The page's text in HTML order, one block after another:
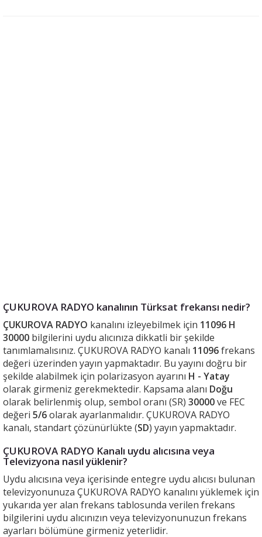
ÇUKUROVA RADYO kanalının Türksat frekansı nedir?
ÇUKUROVA RADYO kanalını izleyebilmek için 11096 H
30000 bilgilerini uydu alıcınıza dikkatli bir şekilde
tanımlamalısınız. ÇUKUROVA RADYO kanalı 11096frekans
değeri üzerinden yayın yapmaktadır. Bu yayını doğru bir
şekilde alabilmek için polarizasyon ayarını H - Yatay
olarak girmeniz gerekmektedir. Kapsama alanı Doğu
olarak belirlenmiş olup, sembol oranı (SR) 30000ve FEC
değeri 5/6olarak ayarlanmalıdır. ÇUKUROVA RADYO
kanalı, standart çözünürlükte (SD) yayın yapmaktadır.
ÇUKUROVA RADYO Kanalı uydu alıcısına veya
Televizyona nasıl yüklenir?
Uydu alıcısına veya içerisinde entegre uydu alıcısı bulunan
televizyonunuza ÇUKUROVA RADYO kanalını yüklemek için
yukarıda yer alan frekans tablosunda verilen frekans
bilgilerini uydu alıcınızın veya televizyonunuzun frekans
ayarları bölümüne girmeniz yeterlidir.